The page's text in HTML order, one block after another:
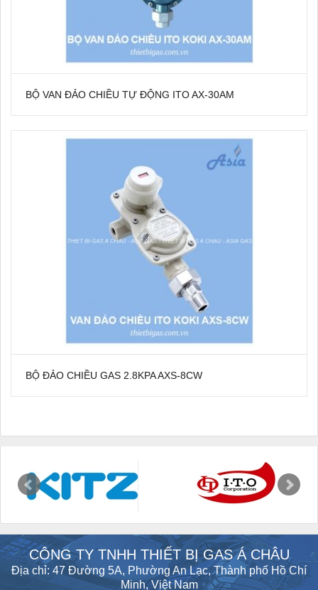
BỘ VAN ĐẢO CHIỀU TỰ ĐỘNG ITO AX-30AM
BỘ ĐẢO CHIỀU GAS 2.8KPA AXS-8CW
CÔNG TY TNHH THIẾT BỊ GAS Á CHÂU
Địa chỉ: 47 Đường 5A, Phường An Lạc, Thành phố Hồ Chí
Minh, Việt Nam